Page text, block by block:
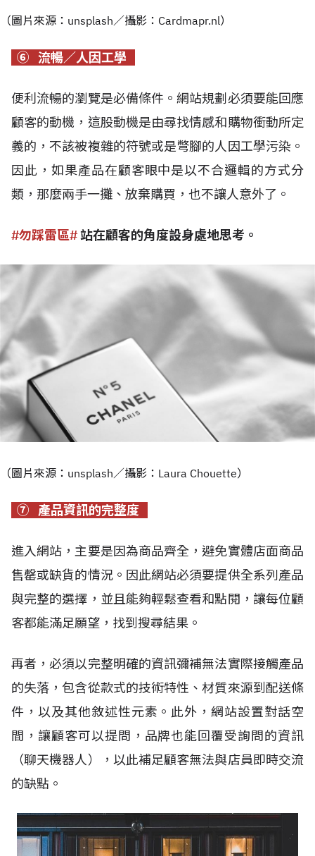
（圖片來源：unsplash／攝影：Cardmapr.nl）
⑥ 流暢／人因工學
便利流暢的瀏覽是必備條件。網站規劃必須要能回應
顧客的動機，這股動機是由尋找情感和購物衝動所定
義的，不該被複雜的符號或是彆腳的人因工學污染。
因此，如果產品在顧客眼中是以不合邏輯的方式分
類，那麼兩手一攤、放棄購買，也不讓人意外了。
#勿踩雷區#站在顧客的角度設身處地思考。
（圖片來源：unsplash／攝影：Laura Chouette）
⑦ 產品資訊的完整度
進入網站，主要是因為商品齊全，避免實體店面商品
售罄或缺貨的情況。因此網站必須要提供全系列產品
與完整的選擇，並且能夠輕鬆查看和點閱，讓每位顧
客都能滿足願望，找到搜尋結果。
再者，必須以完整明確的資訊彌補無法實際接觸產品
的失落，包含從款式的技術特性、材質來源到配送條
件，以及其他敘述性元素。此外，網站設置對話空
間，讓顧客可以提問，品牌也能回覆受詢問的資訊
（聊天機器人），以此補足顧客無法與店員即時交流
的缺點。